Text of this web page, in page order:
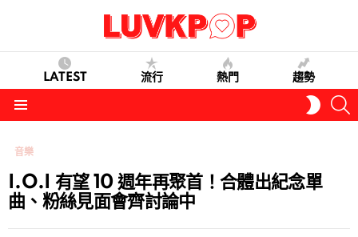
LATEST 流行 熱門 趨勢
SKIN
音樂
I.O.I 有望 10 週年再聚首！合體出紀念單
曲、粉絲見面會齊討論中